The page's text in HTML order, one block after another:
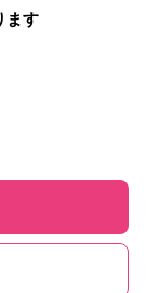
ます